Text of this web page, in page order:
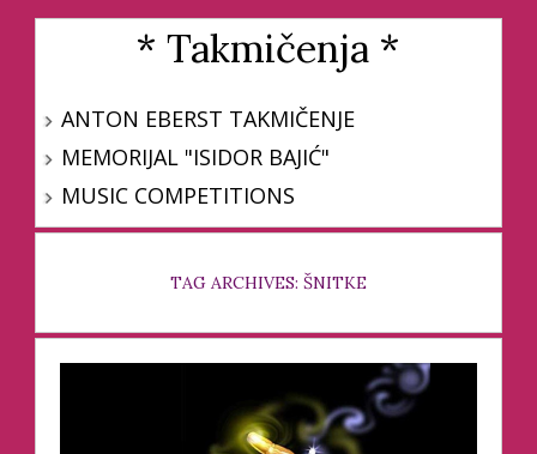
* Takmičenja *
ANTON EBERST TAKMIČENJE
MEMORIJAL "ISIDOR BAJIĆ"
MUSIC COMPETITIONS
TAG ARCHIVES: ŠNITKE